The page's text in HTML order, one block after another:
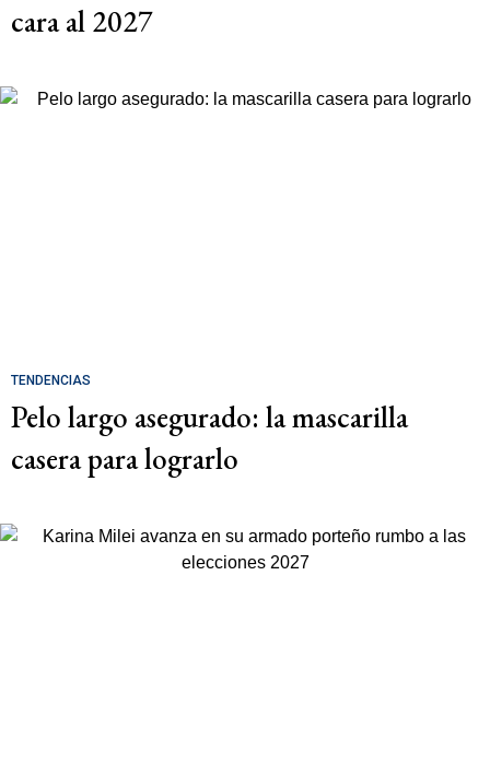
cara al 2027
TENDENCIAS
Pelo largo asegurado: la mascarilla
casera para lograrlo